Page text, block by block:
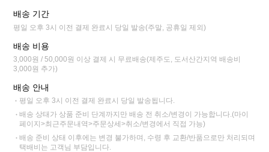
배송 기간
평일 오후 3시 이전 결제 완료시 당일 발송(주말, 공휴일 제외)
배송 비용
3,000원 / 50,000원 이상 결제 시 무료배송(제주도, 도서산간지역 배송비
3,000원 추가)
배송 안내
평일 오후 3시 이전 결제 완료시 당일 발송됩니다.
배송 상태가 상품 준비 단계까지만 배송 전 취소/변경이 가능합니다.(마이
페이지>최근주문내역>주문상세>취소/변경에서 직접 가능)
배송 준비 상태 이후에는 변경 불가하며, 수령 후 교환/반품으로만 처리되며
택배비는 고객님 부담입니다.